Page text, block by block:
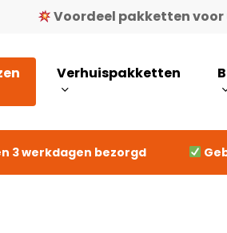
Voordeel pakketten voor
Verhuispakketten
3 werkdagen bezorgd